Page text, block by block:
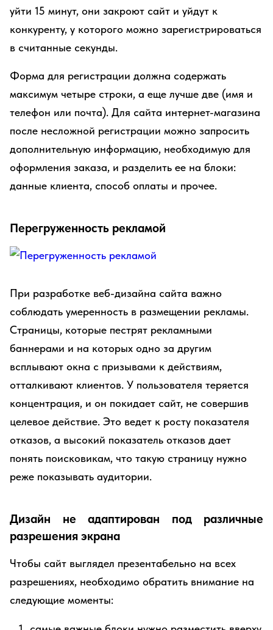
уйти 15 минут, они закроют сайт и уйдут к
конкуренту, у которого можно зарегистрироваться
в считанные секунды.
Форма для регистрации должна содержать
максимум четыре строки, а еще лучше две (имя и
телефон или почта). Для сайта интернет-магазина
после несложной регистрации можно запросить
дополнительную информацию, необходимую для
оформления заказа, и разделить ее на блоки:
данные клиента, способ оплаты и прочее.
Перегруженность рекламой
При разработке веб-дизайна сайта важно
соблюдать умеренность в размещении рекламы.
Страницы, которые пестрят рекламными
баннерами и на которых одно за другим
всплывают окна с призывами к действиям,
отталкивают клиентов. У пользователя теряется
концентрация, и он покидает сайт, не совершив
целевое действие. Это ведет к росту показателя
отказов, а высокий показатель отказов дает
понять поисковикам, что такую страницу нужно
реже показывать аудитории.
Дизайн не адаптирован под различные
разрешения экрана
Чтобы сайт выглядел презентабельно на всех
разрешениях, необходимо обратить внимание на
следующие моменты: